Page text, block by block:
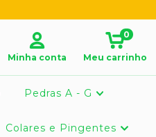
Minha conta Meu carrinho
0
Pedras A - G
Colares e Pingentes